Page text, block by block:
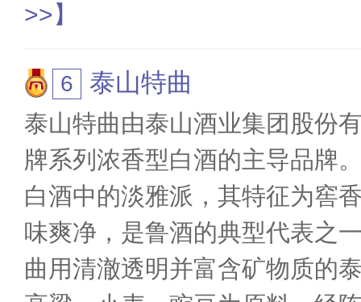
>>】
泰山特曲
泰山特曲由泰山酒业集团股份
牌系列浓香型白酒的主导品牌
白酒中的淡雅派，其特征为窖
味爽净，是鲁酒的典型代表之
曲用清澈透明并富含矿物质的